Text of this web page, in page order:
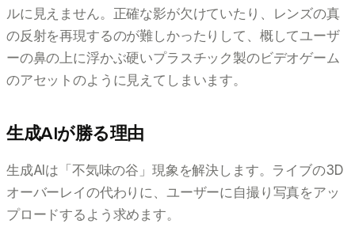
ルに見えません。正確な影が欠けていたり、レンズの真
の反射を再現するのが難しかったりして、概してユーザ
ーの鼻の上に浮かぶ硬いプラスチック製のビデオゲーム
のアセットのように見えてしまいます。
生成AIが勝る理由
生成AIは「不気味の谷」現象を解決します。ライブの3D
オーバーレイの代わりに、ユーザーに自撮り写真をアッ
プロードするよう求めます。